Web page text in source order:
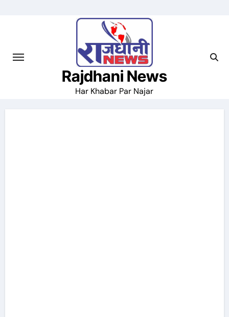
Rajdhani News
Har Khabar Par Najar